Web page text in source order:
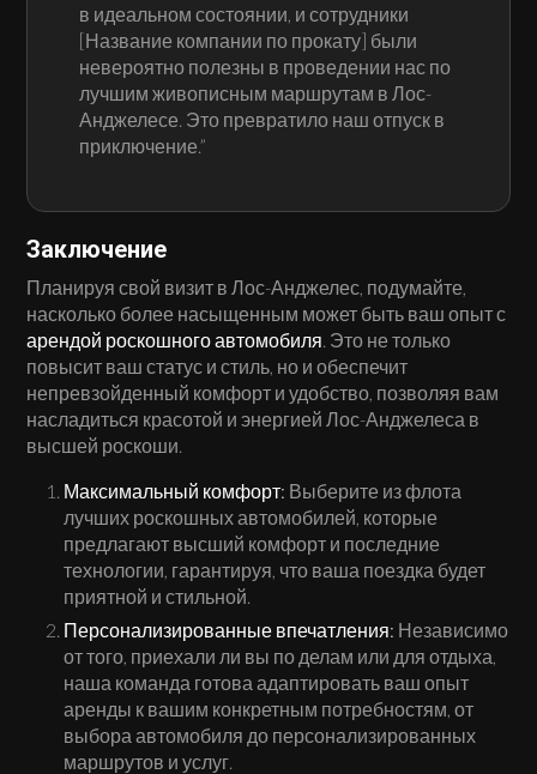
в идеальном состоянии, и сотрудники
[Название компании по прокату] были
невероятно полезны в проведении нас по
лучшим живописным маршрутам в Лос-
Анджелесе. Это превратило наш отпуск в
приключение.”
Заключение
Планируя свой визит в Лос-Анджелес, подумайте,
насколько более насыщенным может быть ваш опыт с
арендой роскошного автомобиля. Это не только
повысит ваш статус и стиль, но и обеспечит
непревзойденный комфорт и удобство, позволяя вам
насладиться красотой и энергией Лос-Анджелеса в
высшей роскоши.
Максимальный комфорт: Выберите из флота
лучших роскошных автомобилей, которые
предлагают высший комфорт и последние
технологии, гарантируя, что ваша поездка будет
приятной и стильной.
Персонализированные впечатления: Независимо
от того, приехали ли вы по делам или для отдыха,
наша команда готова адаптировать ваш опыт
аренды к вашим конкретным потребностям, от
выбора автомобиля до персонализированных
маршрутов и услуг.